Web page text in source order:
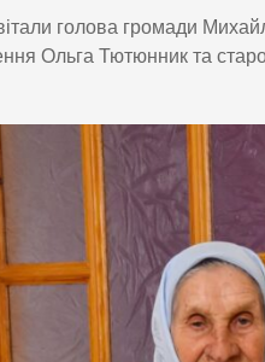
голова громади
Ольга Тютюнник та